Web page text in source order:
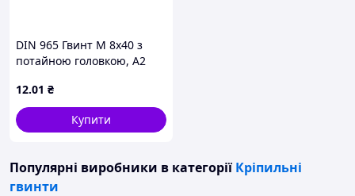
DIN 965 Гвинт М 8х40 з
потайною головкою, А2
12.01 ₴
Купити
Популярні виробники в категорії Кріпильні
гвинти